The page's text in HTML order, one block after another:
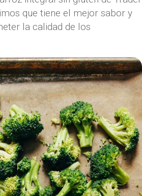
que tiene el mejor sabor y
la calidad de los